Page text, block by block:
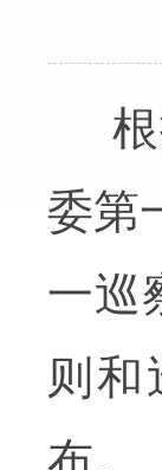
根
委第
一巡
则和